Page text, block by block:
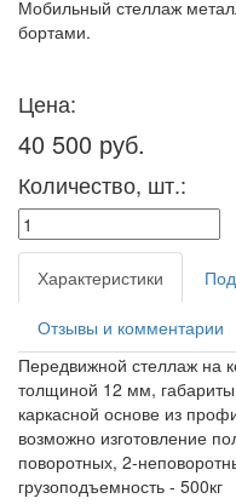
Мобильный стеллаж
бортами.
Цена:
40 500 руб.
Количество, шт.:
Характеристики
Отзывы и комментарии
Передвижной стеллаж на
толщиной 12 мм,
каркасной основе из
возможно изготовление
поворотных, 2-
грузоподъемность - 500кг